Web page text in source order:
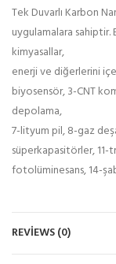
Tek Duvarlı Karbon
uygulamalara
kimyasallar,
enerji ve diğerlerini
biyosensör, 3-CNT
depolama,
7-lityum pil, 8-gaz
süperkapasitörler, 11-
fotolüminesans, 14-
REVIEWS (0)